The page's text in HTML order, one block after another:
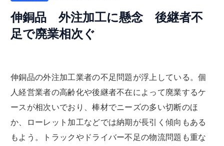
伸銅品 外注加工に懸念 後継者不
足で廃業相次ぐ
伸銅品の外注加工業者の不足問題が浮上している。個
人経営業者の高齢化や後継者不在によって廃業するケ
ースが相次いでおり、棒材でニーズの多い切断のほ
か、ローレット加工などでは納期が長引く傾向もある
もよう。トラックやドライバー不足の物流問題も重な